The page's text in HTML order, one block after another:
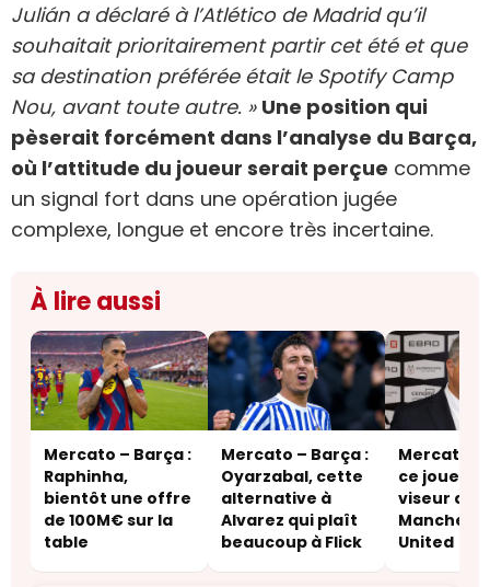
Julián a déclaré à l’Atlético de Madrid qu’il
souhaitait prioritairement partir cet été et que
sa destination préférée était le Spotify Camp
Nou, avant toute autre. » Une position qui
pèserait forcément dans l’analyse du Barça,
où l’attitude du joueur serait perçue comme
un signal fort dans une opération jugée
complexe, longue et encore très incertaine.
À lire aussi
Mercato – Barça :
Raphinha,
bientôt une offre
de 100M€ sur la
table
Mercato – Barça :
Oyarzabal, cette
alternative à
Alvarez qui plaît
beaucoup à Flick
Mercato –
ce joueur
viseur de
United